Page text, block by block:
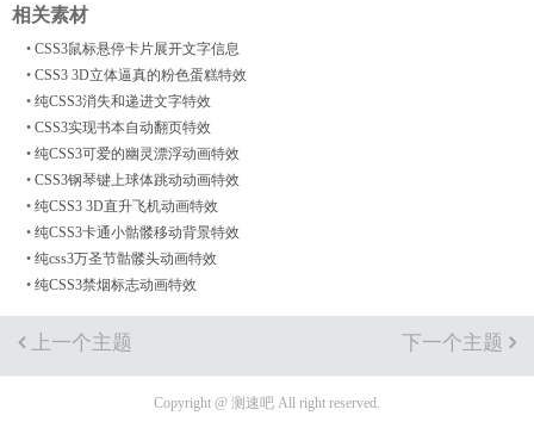
相关素材
•CSS3鼠标悬停卡片展开文字信息
•CSS3 3D立体逼真的粉色蛋糕特效
•纯CSS3消失和递进文字特效
•CSS3实现书本自动翻页特效
•纯CSS3可爱的幽灵漂浮动画特效
•CSS3钢琴键上球体跳动动画特效
•纯CSS3 3D直升飞机动画特效
•纯CSS3卡通小骷髅移动背景特效
•纯css3万圣节骷髅头动画特效
•纯CSS3禁烟标志动画特效
上一个主题 下一个主题
Copyright @ 测速吧 All right reserved.